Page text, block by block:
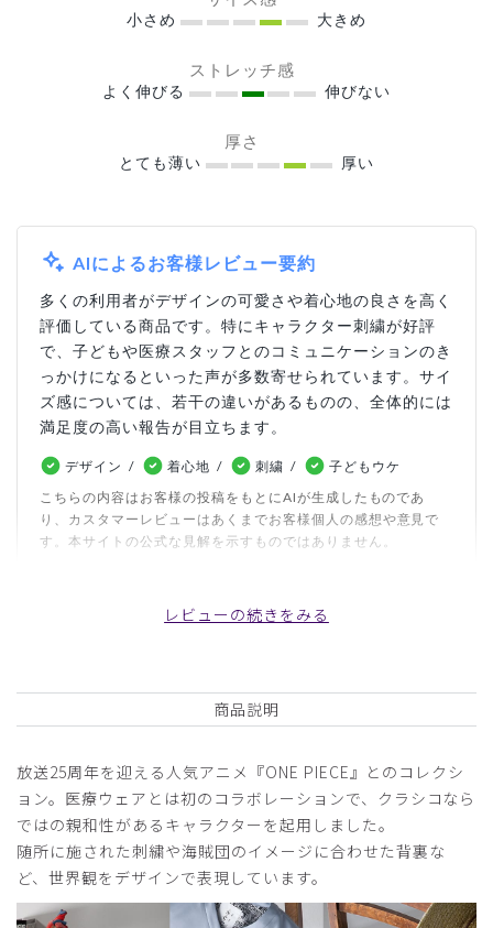
小さめ 大きめ
ストレッチ感
よく伸びる 伸びない
厚さ
とても薄い 厚い
AIによるお客様レビュー要約
多くの利用者がデザインの可愛さや着心地の良さを高く
評価している商品です。特にキャラクター刺繍が好評
で、子どもや医療スタッフとのコミュニケーションのき
っかけになるといった声が多数寄せられています。サイ
ズ感については、若干の違いがあるものの、全体的には
満足度の高い報告が目立ちます。
デザイン 着心地 刺繍
子どもウケ
こちらの内容はお客様の投稿をもとにAIが生成したものであ
り、カスタマーレビューはあくまでお客様個人の感想や意見で
す。本サイトの公式な見解を示すものではありません。
評価順 いいね数順
購入確認済み
2026-06-26
サイズ感小さめ
大きめ
ストレッチ感
よく伸びる
伸びない
厚さとても薄い 厚い
ゆったり着れて良かったです。XSだと少しピッタリで、Sだ
レビューの続きをみる
商品説明
放送25周年を迎える人気アニメ『ONE PIECE』とのコレクシ
ョン。医療ウェアとは初のコラボレーションで、クラシコなら
ではの親和性があるキャラクターを起用しました。
随所に施された刺繍や海賊団のイメージに合わせた背裏な
ど、世界観をデザインで表現しています。